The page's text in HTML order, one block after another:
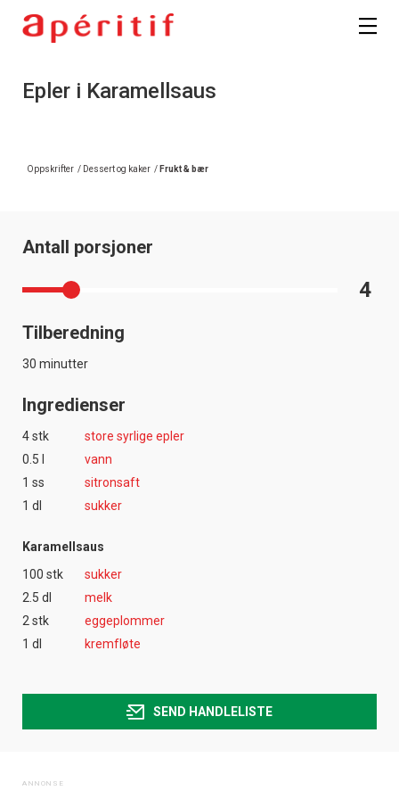
Epler i Karamellsaus
Oppskrifter / Dessert og kaker / Frukt & bær
Antall porsjoner
4
Tilberedning
30 minutter
Ingredienser
4 stk
store syrlige epler
0.5 l
vann
1 ss
sitronsaft
1 dl
sukker
Karamellsaus
100 stk
sukker
2.5 dl
melk
2 stk
eggeplommer
1 dl
kremfløte
SEND HANDLELISTE